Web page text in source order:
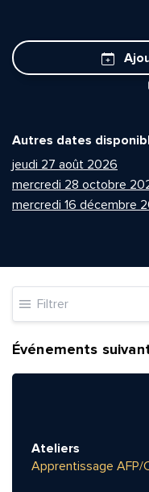
Autres dates
jeudi 27 août 2026
mercredi 28 octobre
mercredi 16 décembre
Filtrer
Événements
Ateliers
Apprentissage AFP/